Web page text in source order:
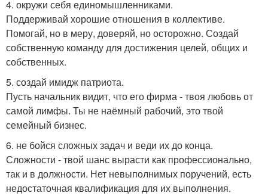
4. окружи себя единомышленниками.
Поддерживай хорошие отношения в коллективе.
Помогай, но в меру, доверяй, но осторожно. Создай
собственную команду для достижения целей, общих и
собственных.
5. создай имидж патриота.
Пусть начальник видит, что его фирма - твоя любовь от
самой лимфы. Ты не наёмный рабочий, это твой
семейный бизнес.
6. не бойся сложных задач и веди их до конца.
Сложности - твой шанс вырасти как профессионально,
так и в должности. Нет невыполнимых поручений, есть
недостаточная квалификация для их выполнения.